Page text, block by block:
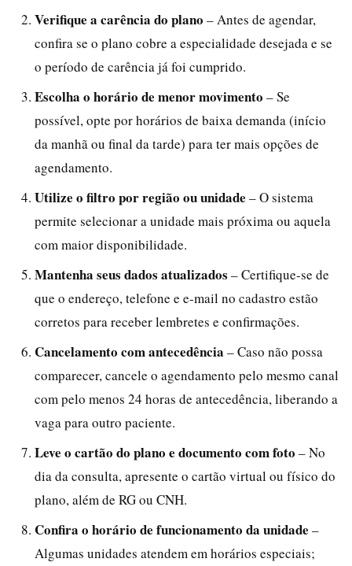
Verifique a carência do plano – Antes de agendar,
confira se o plano cobre a especialidade desejada e se
o período de carência já foi cumprido.
Escolha o horário de menor movimento – Se
possível, opte por horários de baixa demanda (início
da manhã ou final da tarde) para ter mais opções de
agendamento.
Utilize o filtro por região ou unidade – O sistema
permite selecionar a unidade mais próxima ou aquela
com maior disponibilidade.
Mantenha seus dados atualizados – Certifique-se de
que o endereço, telefone e e-mail no cadastro estão
corretos para receber lembretes e confirmações.
Cancelamento com antecedência – Caso não possa
comparecer, cancele o agendamento pelo mesmo canal
com pelo menos 24 horas de antecedência, liberando a
vaga para outro paciente.
Leve o cartão do plano e documento com foto – No
dia da consulta, apresente o cartão virtual ou físico do
plano, além de RG ou CNH.
Confira o horário de funcionamento da unidade –
Algumas unidades atendem em horários especiais;